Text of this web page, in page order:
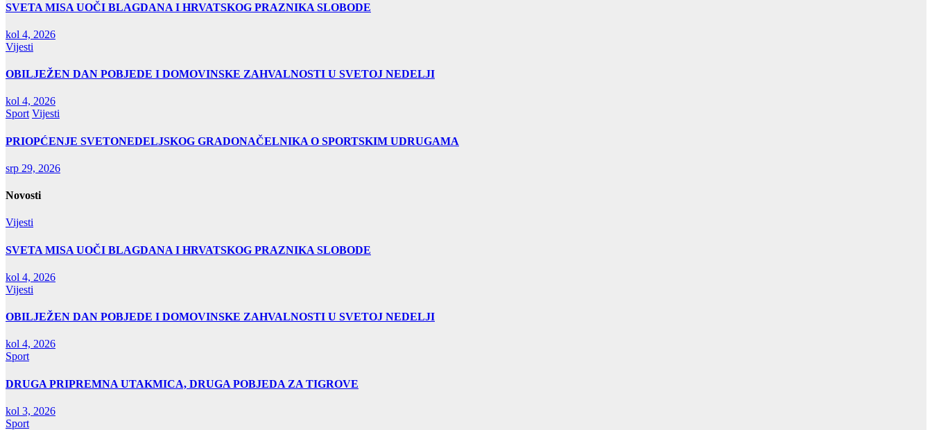
SVETA MISA UOČI BLAGDANA I HRVATSKOG PRAZNIKA SLOBODE
kol 4, 2026
Vijesti
OBILJEŽEN DAN POBJEDE I DOMOVINSKE ZAHVALNOSTI U SVETOJ NEDELJI
kol 4, 2026
Sport Vijesti
PRIOPĆENJE SVETONEDELJSKOG GRADONAČELNIKA O SPORTSKIM UDRUGAMA
srp 29, 2026
Novosti
Vijesti
SVETA MISA UOČI BLAGDANA I HRVATSKOG PRAZNIKA SLOBODE
kol 4, 2026
Vijesti
OBILJEŽEN DAN POBJEDE I DOMOVINSKE ZAHVALNOSTI U SVETOJ NEDELJI
kol 4, 2026
Sport
DRUGA PRIPREMNA UTAKMICA, DRUGA POBJEDA ZA TIGROVE
kol 3, 2026
Sport